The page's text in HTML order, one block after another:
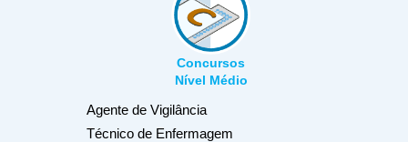
Concursos
Nível Médio
Agente de Vigilância
Técnico de Enfermagem